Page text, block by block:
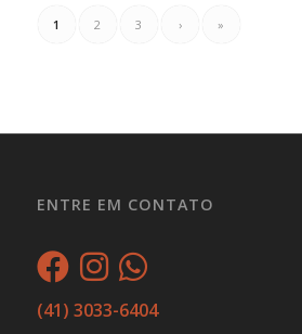
1 2 3 › »
ENTRE EM CONTATO
(41) 3033-6404